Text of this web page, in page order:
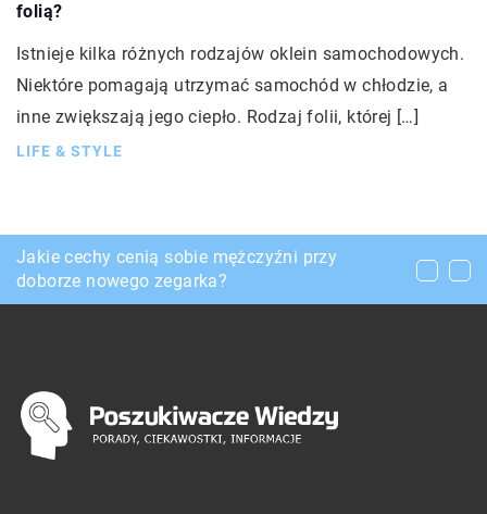
folią?
Istnieje kilka różnych rodzajów oklein samochodowych.
Niektóre pomagają utrzymać samochód w chłodzie, a
inne zwiększają jego ciepło. Rodzaj folii, której […]
LIFE & STYLE
Do jakich prac używa się silników
elektrycznych?
Jakie cechy cenią sobie mężczyźni przy
doborze nowego zegarka?
Zakupy przez internet – czy warto je robić?